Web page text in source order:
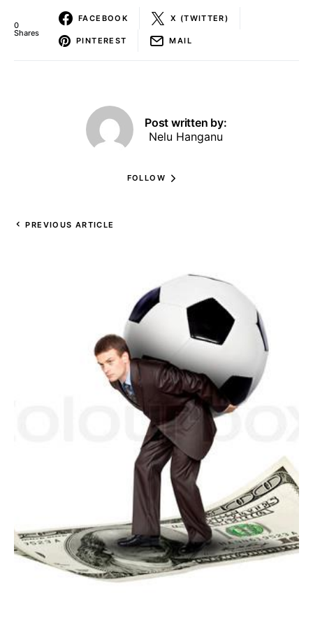
0
Shares
FACEBOOK X (TWITTER)
PINTEREST MAIL
Post written by:
Nelu Hanganu
FOLLOW
PREVIOUS ARTICLE